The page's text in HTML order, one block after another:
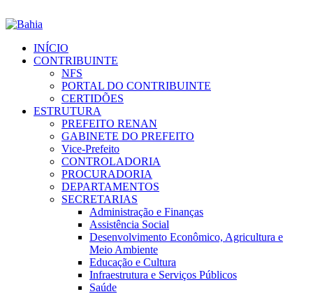
INÍCIO
CONTRIBUINTE
NFS
PORTAL DO CONTRIBUINTE
CERTIDÕES
ESTRUTURA
PREFEITO RENAN
GABINETE DO PREFEITO
Vice-Prefeito
CONTROLADORIA
PROCURADORIA
DEPARTAMENTOS
SECRETARIAS
Administração e Finanças
Assistência Social
Desenvolvimento Econômico, Agricultura e
Meio Ambiente
Educação e Cultura
Infraestrutura e Serviços Públicos
Saúde